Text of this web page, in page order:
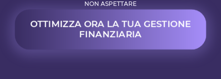
NON ASPETTARE
OTTIMIZZA ORA LA TUA GESTIONE
FINANZIARIA